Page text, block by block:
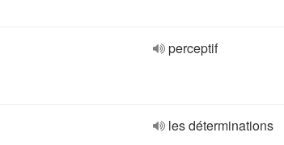
perceptif
les déterminations